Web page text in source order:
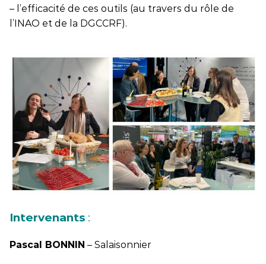
– l’efficacité de ces outils (au travers du rôle de
l’INAO et de la DGCCRF).
Intervenants :
Pascal BONNIN – Salaisonnier